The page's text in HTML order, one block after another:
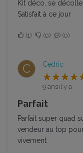
Kit déco, se
Satisfait à ce jour
1 0 0
C Cedric
9 ans il y a
Parfait
Parfait super quad
vendeur au top
vivement